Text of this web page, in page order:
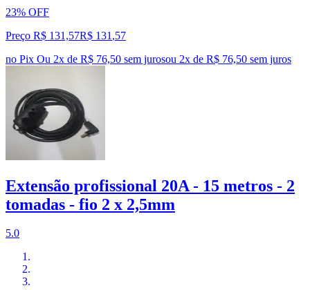
23% OFF
Preço R$ 131,57R$ 131 ,57
no Pix Ou 2x de R$ 76,50 sem jurosou 2x de R$ 76,50 sem juros
Extensão profissional 20A - 15 metros - 2
tomadas - fio 2 x 2,5mm
5.0